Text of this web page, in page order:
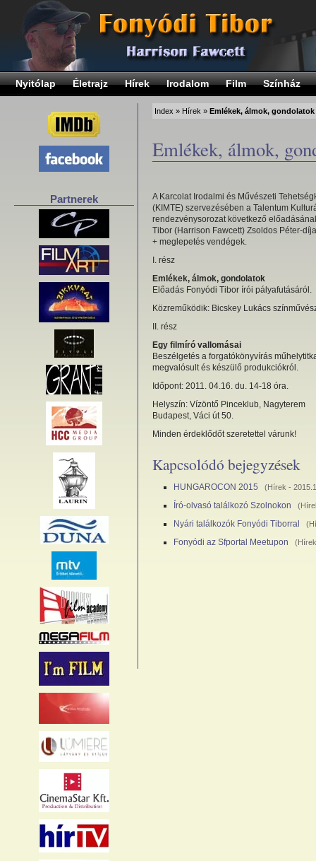
Nyitólap Életrajz Hírek Irodalom Film Színház
Partnerek
Index » Hírek » Emlékek, álmok, gondolatok
Emlékek, álmok,
A Karcolat Irodalmi és Művészeti
(KIMTE) szervezésében a Talentum
rendezvénysorozat következő
Tibor (Harrison Fawcett) Zsoldos Péter-
+ meglepetés vendégek.
I. rész
Emlékek, álmok, gondolatok
Előadás Fonyódi Tibor írói pályafutásáról.
Közreműködik: Bicskey Lukács
II. rész
Egy filmíró vallomásai
Beszélgetés a forgatókönyvírás
megvalósult és készülő produkciókról.
Időpont: 2011. 04.16. du. 14-18 óra.
Helyszín: Vízöntő Pinceklub, Nagyterem
Budapest, Váci út 50.
Minden érdeklődőt szeretettel várunk!
Kapcsolódó bejegyzések
HUNGAROCON 2015 (Hírek -
Író-olvasó találkozó Szolnokon (
Nyári találkozók Fonyódi Tiborral (
Fonyódi az Sfportal Meetupon (Hírek